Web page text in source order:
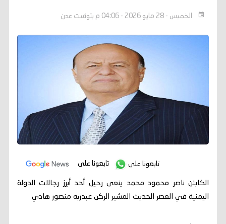
الخميس - 28 مايو 2026 - 04:06 م بتوقيت عدن
تابعونا على تابعونا على
الكابتن ناصر محمود محمد ينعى رحيل أحد أبرز رجالات الدولة
اليمنية في العصر الحديث المشير الركن عبدربه منصور هادي